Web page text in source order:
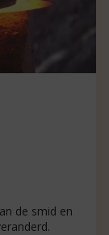
de smid en